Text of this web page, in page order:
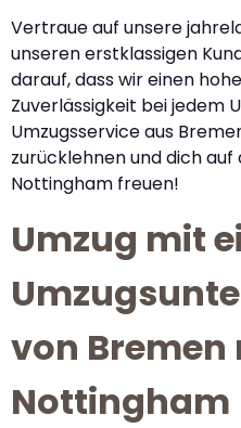
Vertraue auf unsere
unseren erstklassigen
darauf, dass wir einen
Zuverlässigkeit bei jedem
Umzugsservice aus
zurücklehnen und dich auf
Nottingham freuen!
Umzug mit
von Bremen
Nottingham